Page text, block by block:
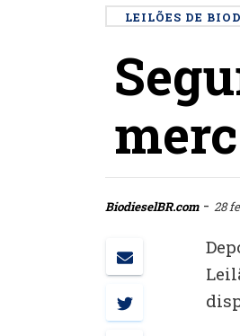
LEILÕES DE
BiodieselBR.com- 28